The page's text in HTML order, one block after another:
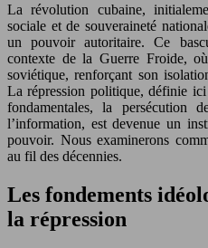
La révolution cubaine,
sociale et de souveraineté
un pouvoir autoritaire. Ce
contexte de la Guerre Froide,
soviétique, renforçant son
La répression politique, définie
fondamentales, la persécution
l’information, est devenue un
pouvoir. Nous examinerons
au fil des décennies.
Les fondements
la répression